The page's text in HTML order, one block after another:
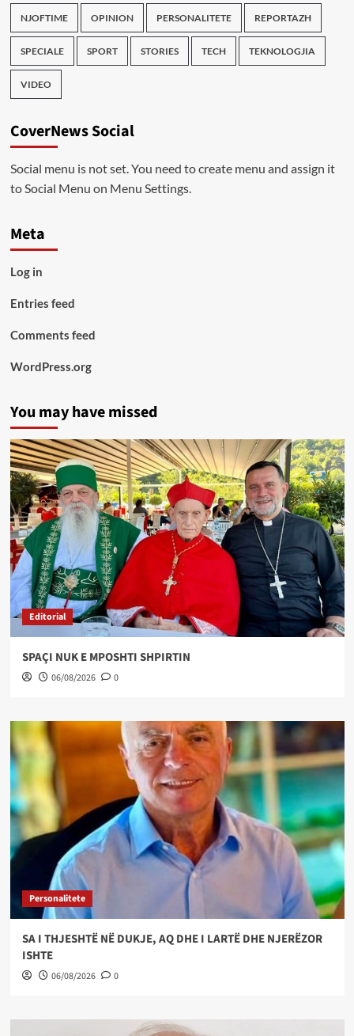
NJOFTIME OPINION PERSONALITETE REPORTAZH
SPECIALE SPORT STORIES TECH TEKNOLOGJIA
VIDEO
CoverNews Social
Social menu is not set. You need to create menu and assign it
to Social Menu on Menu Settings.
Meta
Log in
Entries feed
Comments feed
WordPress.org
You may have missed
Editorial
SPAÇI NUK E MPOSHTI SHPIRTIN
06/08/2026 0
Personalitete
SA I THJESHTË NË DUKJE, AQ DHE I LARTË DHE NJERËZOR
ISHTE
06/08/2026 0